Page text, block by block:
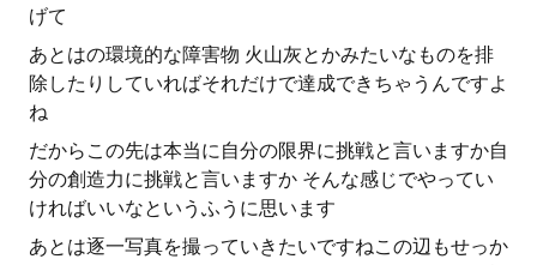
げて
あとはの環境的な障害物 火山灰とかみたいなものを排
除したりしていればそれだけで達成できちゃうんですよ
ね
だからこの先は本当に自分の限界に挑戦と言いますか自
分の創造力に挑戦と言いますか そんな感じでやってい
ければいいなというふうに思います
あとは逐一写真を撮っていきたいですねこの辺もせっか